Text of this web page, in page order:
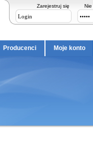
Zarejestruj się Nie
Producenci Moje konto